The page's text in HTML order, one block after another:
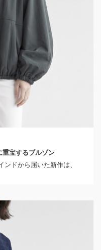
重宝するブルゾン
ドから届いた新作は、